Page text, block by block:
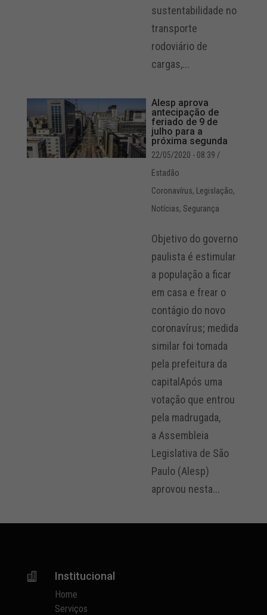
sustentabilidade no
transporte
rodoviário de
cargas,...
Alesp aprova
antecipação de
feriado de 9 de
julho para a
próxima segunda
22/05/2020 - 08:39 /
Estadão
Coronavírus, Legislação,
Notícias, Segurança
Objetivo do governo
paulista é estimular
a população a ficar
em casa e frear o
contágio do novo
coronavírus; medida
similar foi tomada
pela prefeitura da
capitalApós uma
votação que entrou
pela madrugada,
a Assembleia
Legislativa de São
Paulo (Alesp)
aprovou nesta...
 Institucional
Home
Serviços